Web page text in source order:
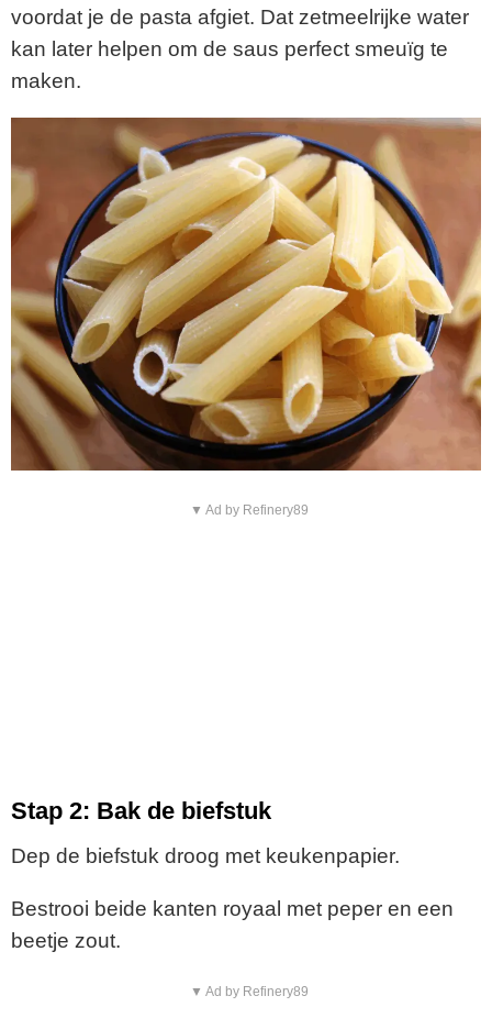
voordat je de pasta afgiet. Dat zetmeelrijke water
kan later helpen om de saus perfect smeuïg te
maken.
▼ Ad by Refinery89
Stap 2: Bak de biefstuk
Dep de biefstuk droog met keukenpapier.
Bestrooi beide kanten royaal met peper en een
beetje zout.
▼ Ad by Refinery89